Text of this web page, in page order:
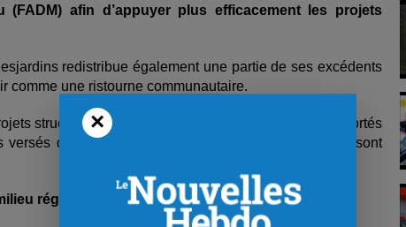
(FADM) afin d’appuyer plus efficacement les projets
redistribue également une partie de ses excédents
comme une ristourne communautaire.
structurants pour leur collectivité, projets souvent portés
versés dépendent des résultats financiers annuels et sont
régional
×